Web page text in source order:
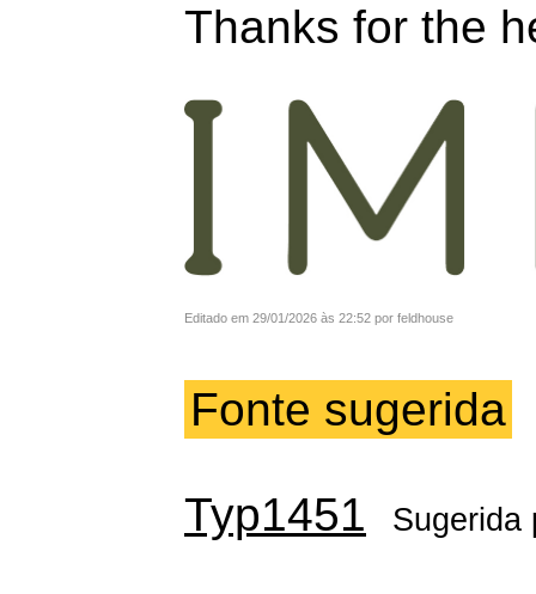
Thanks for the
Editado em 29/01/2026 às 22:52 por feldhouse
Fonte sugerida
Typ1451